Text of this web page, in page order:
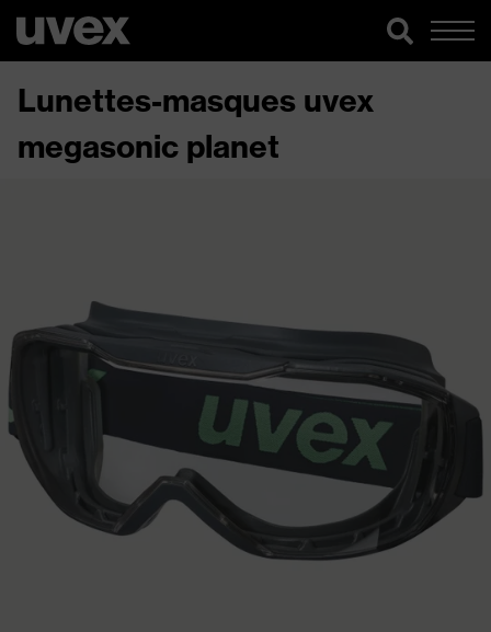
Lunettes-masques uvex
megasonic planet